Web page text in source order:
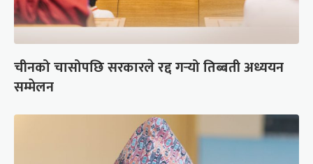
चीनको चासोपछि सरकारले रद्द गर्‍यो तिब्बती अध्ययन
सम्मेलन